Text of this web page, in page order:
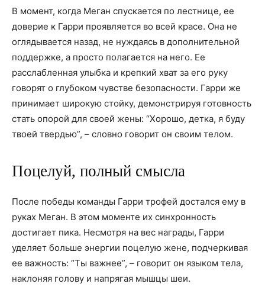
В момент, когда Меган спускается по лестнице, ее
доверие к Гарри проявляется во всей красе. Она не
оглядывается назад, не нуждаясь в дополнительной
поддержке, а просто полагается на него. Ее
расслабленная улыбка и крепкий хват за его руку
говорят о глубоком чувстве безопасности. Гарри же
принимает широкую стойку, демонстрируя готовность
стать опорой для своей жены: “Хорошо, детка, я буду
твоей твердью”, – словно говорит он своим телом.
Поцелуй, полный смысла
После победы команды Гарри трофей достался ему в
руках Меган. В этом моменте их синхронность
достигает пика. Несмотря на вес награды, Гарри
уделяет больше энергии поцелую жене, подчеркивая
ее важность: “Ты важнее”, – говорит он языком тела,
наклоняя голову и напрягая мышцы шеи.